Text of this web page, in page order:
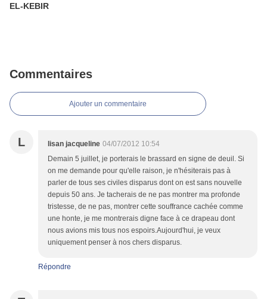
EL-KEBIR
Commentaires
Ajouter un commentaire
L lisan jacqueline 04/07/2012 10:54
Demain 5 juillet, je porterais le brassard en signe de deuil. Si
on me demande pour qu'elle raison, je n'hésiterais pas à
parler de tous ses civiles disparus dont on est sans nouvelle
depuis 50 ans. Je tacherais de ne pas montrer ma profonde
tristesse, de ne pas, montrer cette souffrance cachée comme
une honte, je me montrerais digne face à ce drapeau dont
nous avions mis tous nos espoirs.Aujourd'hui, je veux
uniquement penser à nos chers disparus.
Répondre